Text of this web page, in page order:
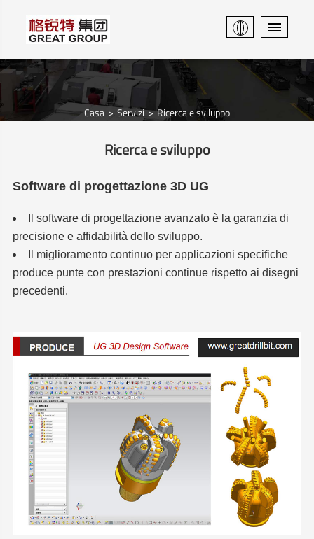
Casa Servizi Ricerca e sviluppo
Ricerca e sviluppo
Software di progettazione 3D UG
Il software di progettazione avanzato è la garanzia di
precisione e affidabilità dello sviluppo.
Il miglioramento continuo per applicazioni specifiche
produce punte con prestazioni continue rispetto ai disegni
precedenti.